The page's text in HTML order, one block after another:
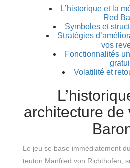
L’historique et la
Red
Symboles et
Stratégies
vos
Fonctionnalités
Volatilité et
architecture de
Le jeu se base immédiatement
teuton Manfred von Richthofen,